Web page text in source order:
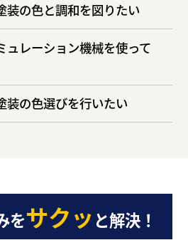
装の色と調和を図りたい
ュレーション機械を使って
装の色選びを行いたい
をサクッ と解決！